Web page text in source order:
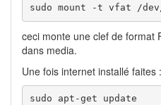
sudo mount -t vfat /
ceci monte une clef de format
dans media.
Une fois internet installé faites :
sudo apt-get update